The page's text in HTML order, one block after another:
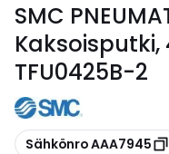
SMC
Kaksoisputki,
TFU0425B-2
Kopioi
Sähkönro AAA7945